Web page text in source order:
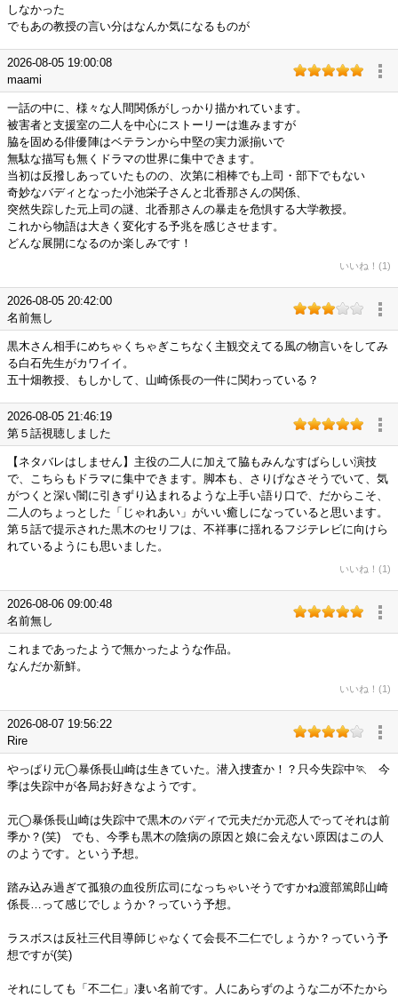
しなかった
でもあの教授の言い分はなんか気になるものが
2026-08-05 19:00:08
maami
一話の中に、様々な人間関係がしっかり描かれています。
被害者と支援室の二人を中心にストーリーは進みますが
脇を固める俳優陣はベテランから中堅の実力派揃いで
無駄な描写も無くドラマの世界に集中できます。
当初は反撥しあっていたものの、次第に相棒でも上司・部下でもない
奇妙なバディとなった小池栄子さんと北香那さんの関係、
突然失踪した元上司の謎、北香那さんの暴走を危惧する大学教授。
これから物語は大きく変化する予兆を感じさせます。
どんな展開になるのか楽しみです！
いいね！(1)
2026-08-05 20:42:00
名前無し
黒木さん相手にめちゃくちゃぎこちなく主観交えてる風の物言いをしてみ
る白石先生がカワイイ。
五十畑教授、もしかして、山崎係長の一件に関わっている？
2026-08-05 21:46:19
第５話視聴しました
【ネタバレはしません】主役の二人に加えて脇もみんなすばらしい演技
で、こちらもドラマに集中できます。脚本も、さりげなさそうでいて、気
がつくと深い闇に引きずり込まれるような上手い語り口で、だからこそ、
二人のちょっとした「じゃれあい」がいい癒しになっていると思います。
第５話で提示された黒木のセリフは、不祥事に揺れるフジテレビに向けら
れているようにも思いました。
いいね！(1)
2026-08-06 09:00:48
名前無し
これまであったようで無かったような作品。
なんだか新鮮。
いいね！(1)
2026-08-07 19:56:22
Rire
やっぱり元◯暴係長山崎は生きていた。潜入捜査か！？只今失踪中🏃 今
季は失踪中が各局お好きなようです。
元◯暴係長山崎は失踪中で黒木のバディで元夫だか元恋人でってそれは前
季か？(笑) でも、今季も黒木の陰病の原因と娘に会えない原因はこの人
のようです。という予想。
踏み込み過ぎて孤狼の血役所広司になっちゃいそうですかね渡部篤郎山崎
係長…って感じでしょうか？っていう予想。
ラスボスは反社三代目導師じゃなくて会長不二仁でしょうか？っていう予
想ですが(笑)
それにしても「不二仁」凄い名前です。人にあらずのような二が不たから